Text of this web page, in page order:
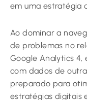
em uma estratégia
Ao dominar a
de problemas no
Google Analytics 4,
com dados de
preparado para
estratégias digitais